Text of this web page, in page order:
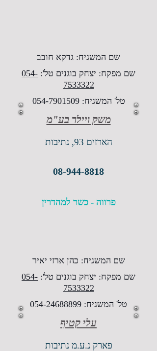
שם המשגיח: גדקא חובב
שם מפקח: יצחק בוגנים טל': 054-
7533322
טל' המשגיח:054-7901509
משק ויילר בע"מ
הארזים 93, נתיבות
08-944-8818
פרווה - כשר למהדרין
שם המשגיח: כהן ארזי יאיר
שם מפקח: יצחק בוגנים טל': 054-
7533322
טל' המשגיח: 054-24688899
עלי קטיף
פארק נ.ע.מ נתיבות